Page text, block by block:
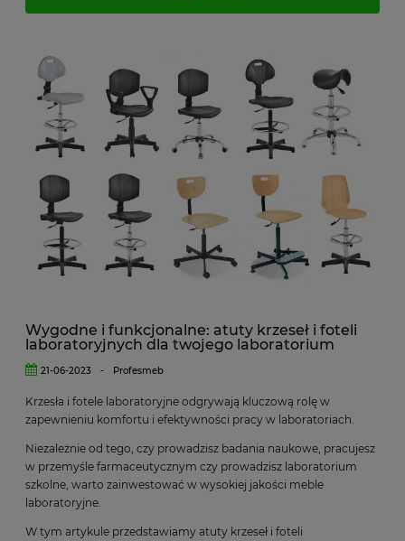
Wygodne i funkcjonalne: atuty krzeseł i foteli
laboratoryjnych dla twojego laboratorium
21-06-2023 - Profesmeb
Krzesła i fotele laboratoryjne odgrywają kluczową rolę w
zapewnieniu komfortu i efektywności pracy w laboratoriach.
Niezależnie od tego, czy prowadzisz badania naukowe, pracujesz
w przemyśle farmaceutycznym czy prowadzisz laboratorium
szkolne, warto zainwestować w wysokiej jakości meble
laboratoryjne.
W tym artykule przedstawiamy atuty krzeseł i foteli